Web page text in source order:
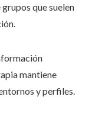
que suelen
mantiene
y perfiles.